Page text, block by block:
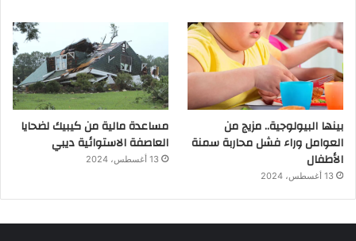
بينها البيولوجية.. مزيج من
العوامل وراء فشل محاربة سمنة
الأطفال
13 أغسطس، 2024
مساعدة مالية من كيبيك لضحايا
العاصفة الاستوائية ديبي
13 أغسطس، 2024